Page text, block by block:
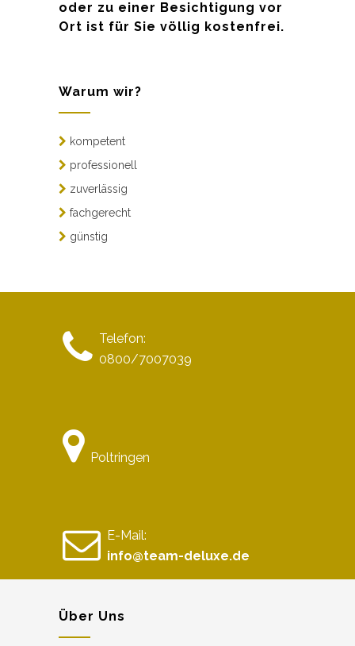
oder zu einer Besichtigung vor
Ort ist für Sie völlig kostenfrei.
Warum wir?
kompetent
professionell
zuverlässig
fachgerecht
günstig
Telefon:
0800/7007039
Poltringen
E-Mail:
info@team-deluxe.de
Über Uns